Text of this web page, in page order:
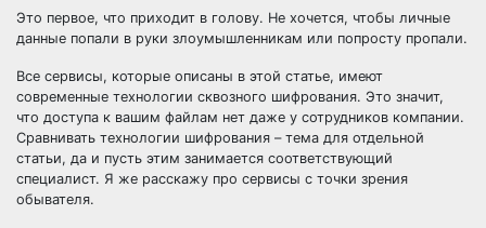
Это первое, что приходит в голову. Не хочется, чтобы личные
данные попали в руки злоумышленникам или попросту пропали.
Все сервисы, которые описаны в этой статье, имеют
современные технологии сквозного шифрования. Это значит,
что доступа к вашим файлам нет даже у сотрудников компании.
Сравнивать технологии шифрования – тема для отдельной
статьи, да и пусть этим занимается соответствующий
специалист. Я же расскажу про сервисы с точки зрения
обывателя.